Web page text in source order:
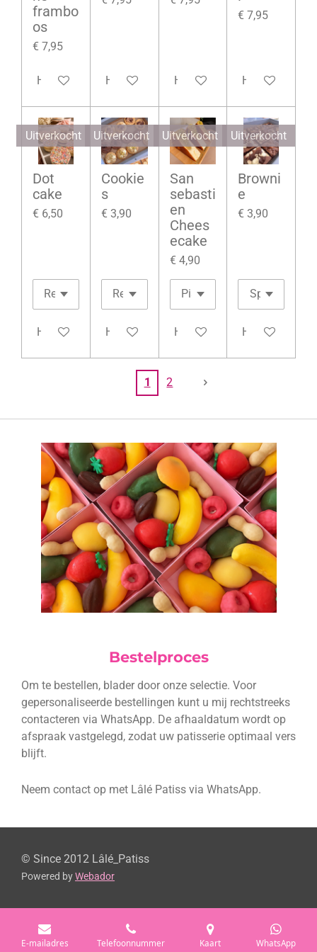
frambo
os
€ 7,95
Houd mij op de hoogteHoud mij op de hoogteHoud mij op de hoogte
€ 7,95
Houd mij op
Uitverkocht
Dot
cake
€ 6,50
Houd mij op de hoogte
Uitverkocht
Cookie
s
€ 3,90
Houd mij op de hoogte
Uitverkocht
San
sebasti
en
Chees
ecake
€ 4,90
Houd mij op de hoogte
Uitverkocht
Browni
e
€ 3,90
Houd mij op
1 2
Bestelproces
Om te bestellen, blader door onze selectie. Voor
gepersonaliseerde bestellingen kunt u mij rechtstreeks
contacteren via WhatsApp. De afhaaldatum wordt op
afspraak vastgelegd, zodat uw patisserie optimaal vers
blijft.
Neem contact op met Lâlé Patiss via WhatsApp.
© Since 2012 Lâlé_Patiss
Powered byWebador
E-mailadres Telefoonnummer Kaart WhatsApp